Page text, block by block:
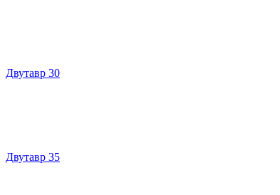
Двутавр 30
Двутавр 35